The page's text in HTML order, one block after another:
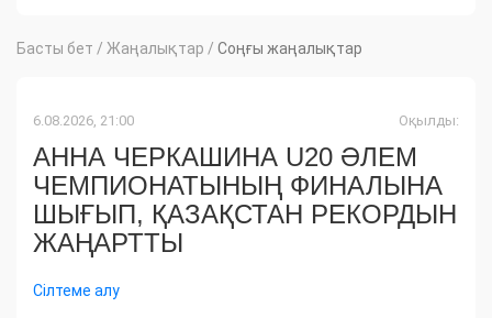
Басты бет / Жаңалықтар / Соңғы жаңалықтар
6.08.2026, 21:00 Оқылды:
АННА ЧЕРКАШИНА U20 ӘЛЕМ
ЧЕМПИОНАТЫНЫҢ ФИНАЛЫНА
ШЫҒЫП, ҚАЗАҚСТАН РЕКОРДЫН
ЖАҢАРТТЫ
Сілтеме алу